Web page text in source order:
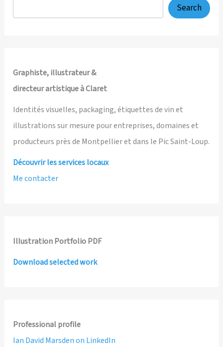
Search
Graphiste, illustrateur &
directeur artistique à Claret
Identités visuelles, packaging, étiquettes de vin et
illustrations sur mesure pour entreprises, domaines et
producteurs près de Montpellier et dans le Pic Saint-Loup.
Découvrir les services locaux
Me contacter
Illustration Portfolio PDF
Download selected work
Professional profile
Ian David Marsden on LinkedIn